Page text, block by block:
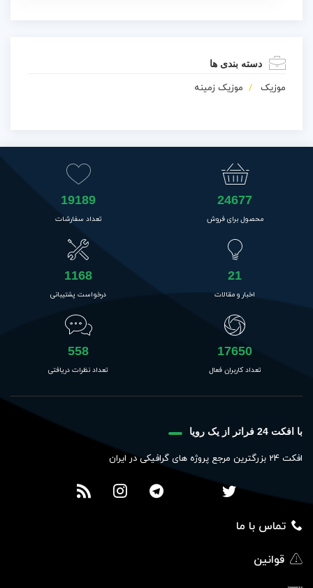
دسته بندی ها
موزیک موزیک زمینه
24677
محصول برای فروش
19189
تعداد سفارشات
21
اخبار و مقالات
1168
درخواست پشتیبانی
17650
تعداد کاربران فعال
558
تعداد نظرات دریافتی
با افکت 24 فراتر از یک رویا
افکت 24 بزرگترین مرجع پروژه های گرافیکی در ایران
تماس با ما
قوانین